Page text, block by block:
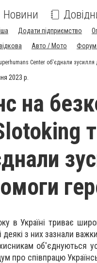
Новини
Додати підприємство
Авто / Мото Форум
Center об'єднали
2023 р.
на
в Україні триває
і деякі з них зазнали
об'єднуються
про співпрацю